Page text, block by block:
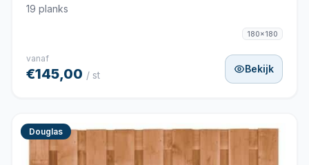
19 planks
180x180
vanaf
€145,00 / st
Bekijk
Douglas